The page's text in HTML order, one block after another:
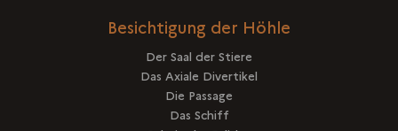
Besichtigung der Höhle
Der Saal der Stiere
Das Axiale Divertikel
Die Passage
Das Schiff